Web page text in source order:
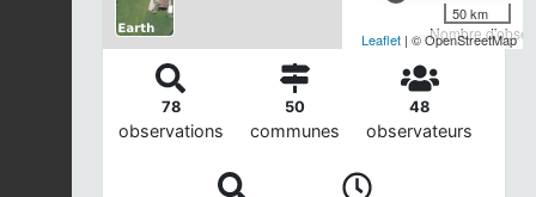
Nombre
50 km
Leaflet | © OpenStreetMap
78
observations
50
communes
48
observateurs